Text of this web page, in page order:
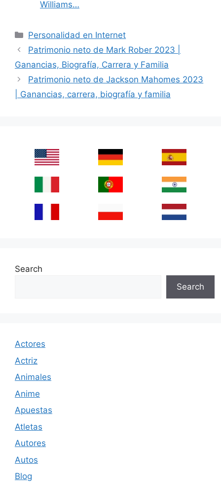
Williams…
Categories
Personalidad en Internet
Patrimonio neto de Mark Rober 2023 |
Ganancias, Biografía, Carrera y Familia
Patrimonio neto de Jackson Mahomes 2023
| Ganancias, carrera, biografía y familia
Search
Search
Actores
Actriz
Animales
Anime
Apuestas
Atletas
Autores
Autos
Blog